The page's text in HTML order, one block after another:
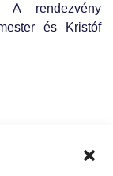
A rendezvény
és Kristóf